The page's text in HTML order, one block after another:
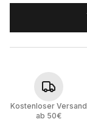
Kostenloser Versand
ab 50€